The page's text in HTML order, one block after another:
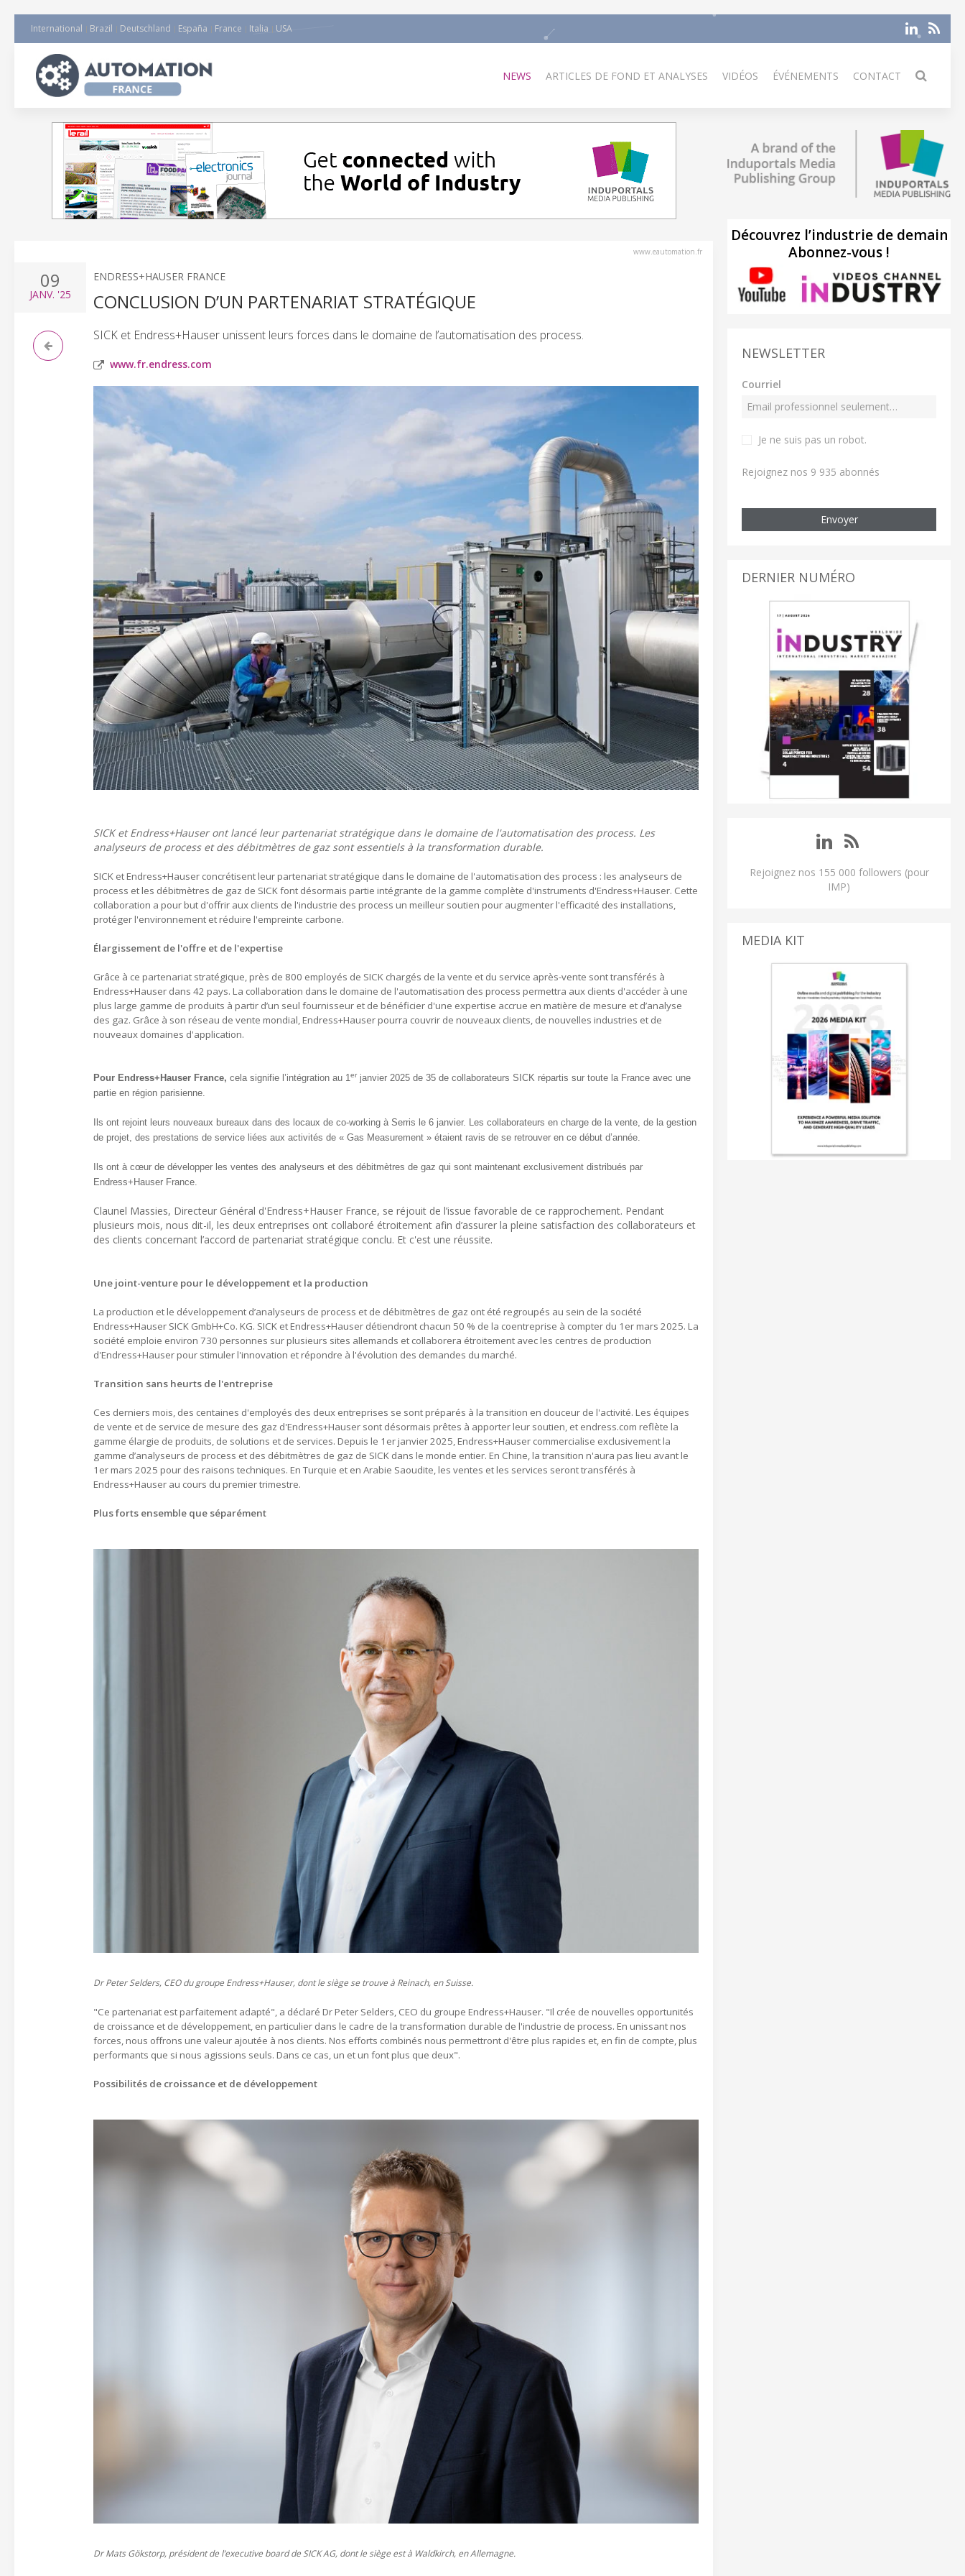
International Brazil Deutschland España France Italia USA
NEWS ARTICLES DE FOND ET ANALYSES VIDÉOS ÉVÉNEMENTS CONTACT
www.eautomation.fr
09
JANV. '25
ENDRESS+HAUSER FRANCE
CONCLUSION D’UN PARTENARIAT STRATÉGIQUE
SICK et Endress+Hauser unissent leurs forces dans le domaine de l’automatisation des process.
www.fr.endress.com
SICK et Endress+Hauser ont lancé leur partenariat stratégique dans le domaine de l'automatisation des process. Les
analyseurs de process et des débitmètres de gaz sont essentiels à la transformation durable.
SICK et Endress+Hauser concrétisent leur partenariat stratégique dans le domaine de l'automatisation des process : les analyseurs de
process et les débitmètres de gaz de SICK font désormais partie intégrante de la gamme complète d'instruments d'Endress+Hauser. Cette
collaboration a pour but d'offrir aux clients de l'industrie des process un meilleur soutien pour augmenter l'efficacité des installations,
protéger l'environnement et réduire l'empreinte carbone.
Élargissement de l'offre et de l'expertise
Grâce à ce partenariat stratégique, près de 800 employés de SICK chargés de la vente et du service après-vente sont transférés à
Endress+Hauser dans 42 pays. La collaboration dans le domaine de l'automatisation des process permettra aux clients d'accéder à une
plus large gamme de produits à partir d’un seul fournisseur et de bénéficier d'une expertise accrue en matière de mesure et d’analyse
des gaz. Grâce à son réseau de vente mondial, Endress+Hauser pourra couvrir de nouveaux clients, de nouvelles industries et de
nouveaux domaines d'application.
Pour Endress+Hauser France, cela signifie l’intégration au 1er janvier 2025 de 35 de collaborateurs SICK répartis sur toute la France avec une
partie en région parisienne.
Ils ont rejoint leurs nouveaux bureaux dans des locaux de co-working à Serris le 6 janvier. Les collaborateurs en charge de la vente, de la gestion
de projet, des prestations de service liées aux activités de « Gas Measurement » étaient ravis de se retrouver en ce début d’année.
Ils ont à cœur de développer les ventes des analyseurs et des débitmètres de gaz qui sont maintenant exclusivement distribués par
Endress+Hauser France.
Claunel Massies, Directeur Général d'Endress+Hauser France, se réjouit de l’issue favorable de ce rapprochement. Pendant
plusieurs mois, nous dit-il, les deux entreprises ont collaboré étroitement afin d’assurer la pleine satisfaction des collaborateurs et
des clients concernant l’accord de partenariat stratégique conclu. Et c'est une réussite.
Une joint-venture pour le développement et la production
La production et le développement d’analyseurs de process et de débitmètres de gaz ont été regroupés au sein de la société
Endress+Hauser SICK GmbH+Co. KG. SICK et Endress+Hauser détiendront chacun 50 % de la coentreprise à compter du 1er mars 2025. La
société emploie environ 730 personnes sur plusieurs sites allemands et collaborera étroitement avec les centres de production
d'Endress+Hauser pour stimuler l'innovation et répondre à l'évolution des demandes du marché.
Transition sans heurts de l'entreprise
Ces derniers mois, des centaines d'employés des deux entreprises se sont préparés à la transition en douceur de l'activité. Les équipes
de vente et de service de mesure des gaz d'Endress+Hauser sont désormais prêtes à apporter leur soutien, et endress.com reflète la
gamme élargie de produits, de solutions et de services. Depuis le 1er janvier 2025, Endress+Hauser commercialise exclusivement la
gamme d’analyseurs de process et des débitmètres de gaz de SICK dans le monde entier. En Chine, la transition n'aura pas lieu avant le
1er mars 2025 pour des raisons techniques. En Turquie et en Arabie Saoudite, les ventes et les services seront transférés à
Endress+Hauser au cours du premier trimestre.
Plus forts ensemble que séparément
Dr Peter Selders, CEO du groupe Endress+Hauser, dont le siège se trouve à Reinach, en Suisse.
"Ce partenariat est parfaitement adapté", a déclaré Dr Peter Selders, CEO du groupe Endress+Hauser. "Il crée de nouvelles opportunités
de croissance et de développement, en particulier dans le cadre de la transformation durable de l'industrie de process. En unissant nos
forces, nous offrons une valeur ajoutée à nos clients. Nos efforts combinés nous permettront d'être plus rapides et, en fin de compte, plus
performants que si nous agissions seuls. Dans ce cas, un et un font plus que deux".
Possibilités de croissance et de développement
Dr Mats Gökstorp, président de l’executive board de SICK AG, dont le siège est à Waldkirch, en Allemagne.
Découvrez l’industrie de demain
Abonnez-vous !
NEWSLETTER
Courriel
Je ne suis pas un robot.
Rejoignez nos 9 935 abonnés
Envoyer
DERNIER NUMÉRO
Rejoignez nos 155 000 followers (pour
IMP)
MEDIA KIT